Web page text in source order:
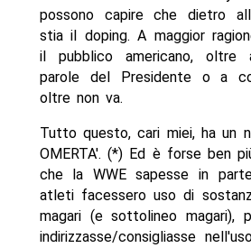
possono capire che dietro
stia il doping. A maggior
il pubblico americano, oltre
parole del Presidente o a
oltre non va.
Tutto questo, cari miei, ha un
OMERTA'. (*) Ed è forse ben
che la WWE sapesse in
atleti facessero uso di
magari (e sottolineo magari),
indirizzasse/consigliasse